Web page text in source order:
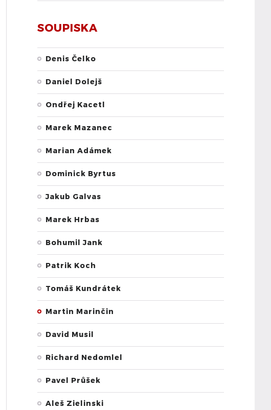
SOUPISKA
Denis Čelko
Daniel Dolejš
Ondřej Kacetl
Marek Mazanec
Marian Adámek
Dominick Byrtus
Jakub Galvas
Marek Hrbas
Bohumil Jank
Patrik Koch
Tomáš Kundrátek
Martin Marinčin
David Musil
Richard Nedomlel
Pavel Průšek
Aleš Zielinski